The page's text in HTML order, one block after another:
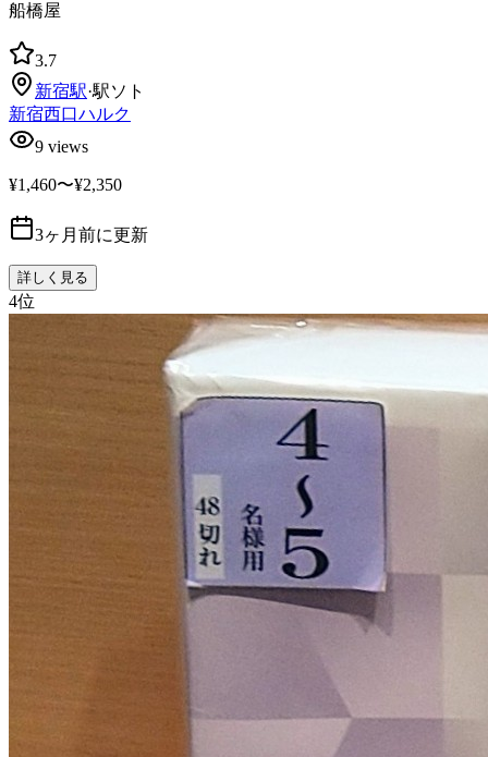
船橋屋
3.7
新宿駅·駅ソト
新宿西口ハルク
9 views
¥1,460〜¥2,350
3ヶ月前に更新
詳しく見る
4位